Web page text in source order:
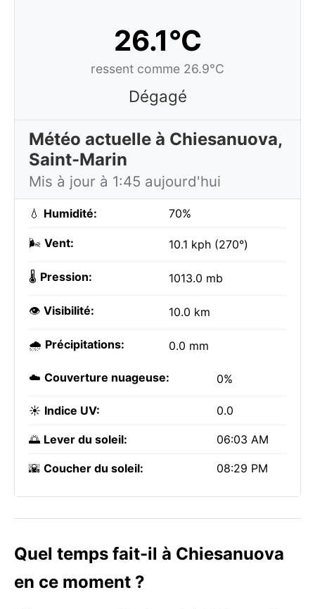
26.1°C
ressent comme 26.9°C
Dégagé
Météo actuelle à Chiesanuova,
Saint-Marin
Mis à jour à 1:45 aujourd'hui
💧 Humidité: 70%
🌬️ Vent: 10.1 kph (270°)
🌡️ Pression: 1013.0 mb
👁️ Visibilité: 10.0 km
🌧️ Précipitations: 0.0 mm
☁️ Couverture nuageuse: 0%
☀️ Indice UV: 0.0
🌅 Lever du soleil: 06:03 AM
🌇 Coucher du soleil: 08:29 PM
Quel temps fait-il à Chiesanuova
en ce moment ?